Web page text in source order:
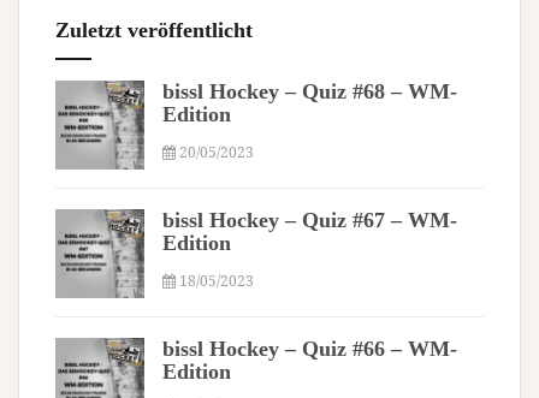
Zuletzt veröffentlicht
bissl Hockey – Quiz #68 – WM-
Edition
20/05/2023
bissl Hockey – Quiz #67 – WM-
Edition
18/05/2023
bissl Hockey – Quiz #66 – WM-
Edition